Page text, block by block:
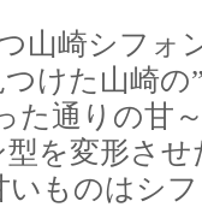
山崎シフォ
けた山崎の
た通りの甘
を変形さ
ものはシ